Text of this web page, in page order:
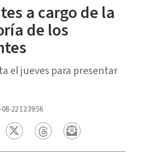
a cargo de la
de los
el jueves para presentar
22 12:39:56